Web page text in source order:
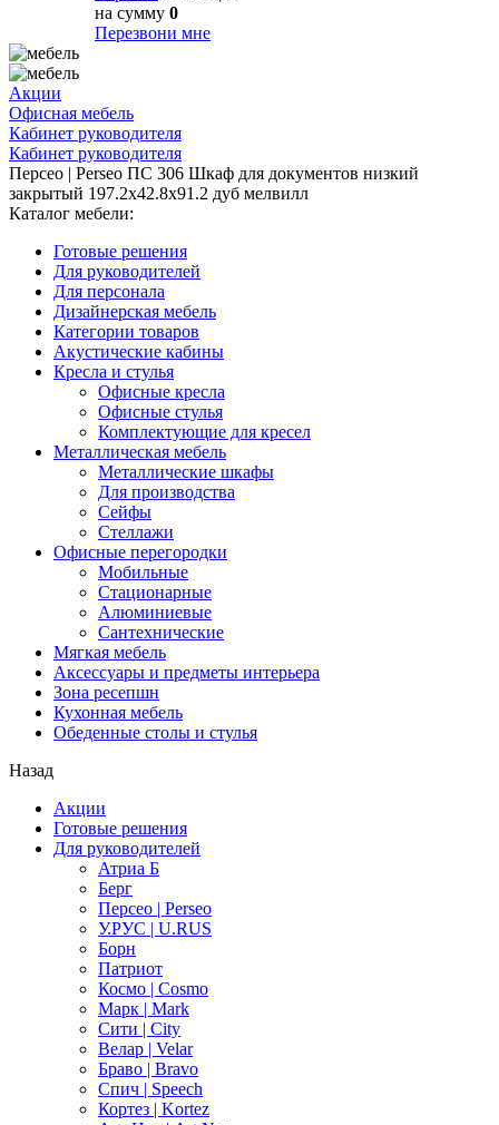
на сумму 0
Перезвони мне
Акции
Офисная мебель
Кабинет руководителя
Кабинет руководителя
Персео | Perseo ПС 306 Шкаф для документов низкий
закрытый 197.2x42.8x91.2 дуб мелвилл
Каталог мебели:
Готовые решения
Для руководителей
Для персонала
Дизайнерская мебель
Категории товаров
Акустические кабины
Кресла и стулья
Офисные кресла
Офисные стулья
Комплектующие для кресел
Металлическая мебель
Металлические шкафы
Для производства
Сейфы
Стеллажи
Офисные перегородки
Мобильные
Стационарные
Алюминиевые
Сантехнические
Мягкая мебель
Аксессуары и предметы интерьера
Зона ресепшн
Кухонная мебель
Обеденные столы и стулья
Назад
Акции
Готовые решения
Для руководителей
Атриа Б
Берг
Персео | Perseo
У.РУС | U.RUS
Борн
Патриот
Космо | Cosmo
Марк | Mark
Сити | City
Велар | Velar
Браво | Bravo
Спич | Speech
Кортез | Kortez